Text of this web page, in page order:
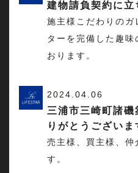
建物請負契約に立
施主様こだわりのガ
ターを完備した趣
おります。
2024.04.06
三浦市三崎町諸
りがとうございま
売主様、買主様、仲
す。